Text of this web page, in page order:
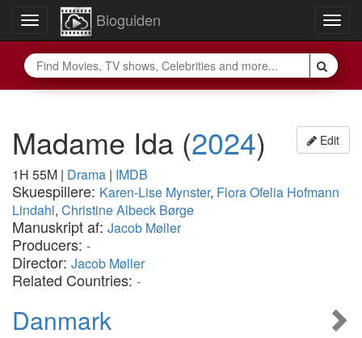
Toggle
navigation
Bioguiden
Edit
Madame Ida (2024)
1H 55M | Drama | IMDB
Skuespillere: Karen-Lise Mynster, Flora Ofelia Hofmann
Lindahl, Christine Albeck Børge
Manuskript af: Jacob Møller
Producers: -
Director: Jacob Møller
Related Countries: -
Danmark